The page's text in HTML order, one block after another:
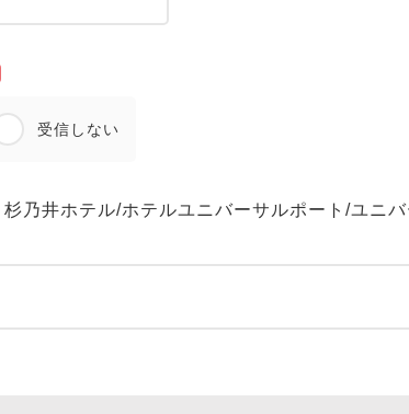
受信しない
乃井ホテル/ホテルユニバーサルポート/ユニ